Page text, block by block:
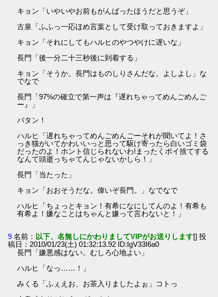
キョン「いやいやお前もがんばったほうだと思うぞ」
古泉「ふふっ一応ほめ言葉として受け取っておきますよ」
キョン「それにしてもハルヒのやつやけに遅いな」
長門「後一分二十三秒後に到着する」
キョン「そうか。長門はものしりさんだな。よしよし」な
でなで
長門「97%の確立で第一声は『遅れちゃってめんごめんご
ー』」
バタン！
ハルヒ「遅れちゃってめんごめんごーそれが聞いてよ！さ
っき猫がいてかわいいっと思って駆け寄ったら白いゴミ袋
だったのよ！ホント信じられないわ!まったくポイ捨てする
なんて頭逝っちゃてんじゃないかしら！」
長門「当たった」
キョン「おおそうだな。偉いぞ長門。」なでなで
ハルヒ「ちょっとキョン！有希になにしてんのよ！有希も
有希よ！嫌なことはちゃんと嫌って言わないと！」
9 名前： 以下、名無しにかわりましてVIPがお送りします[] 投
稿日：2010/01/23(土) 01:32:13.92 ID:IgV33I6a0
長門「嫌悪感はない。むしろ心地よい」
ハルヒ「なっ……！」
みくる「ふぇえお、お茶入りましたよぉ」コトっ